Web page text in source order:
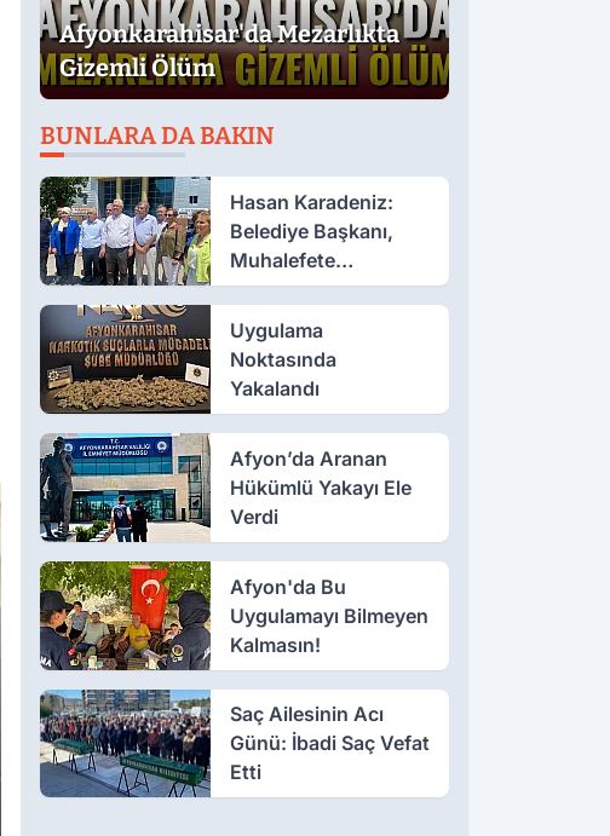
Afyonkarahisar'da Mezarlıkta
Gizemli Ölüm
BUNLARA DA BAKIN
Hasan Karadeniz:
Belediye Başkanı,
Muhalefete
Tahammül Edemiyor
Uygulama
Noktasında
Yakalandı
Afyon’da Aranan
Hükümlü Yakayı Ele
Verdi
Afyon'da Bu
Uygulamayı Bilmeyen
Kalmasın!
Saç Ailesinin Acı
Günü: İbadi Saç Vefat
Etti